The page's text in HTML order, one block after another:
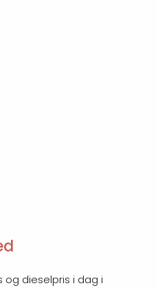
og dieselpris i dag i